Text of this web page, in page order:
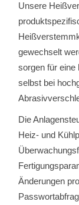
Unsere
gewechselt
sorgen für eine
selbst bei
Die
Heiz- und
Änderungen